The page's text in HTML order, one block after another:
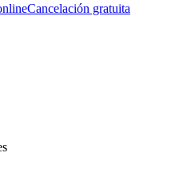
Cancelación gratuita